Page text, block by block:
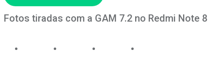
Fotos tiradas com a GAM 7.2 no Redmi Note 8